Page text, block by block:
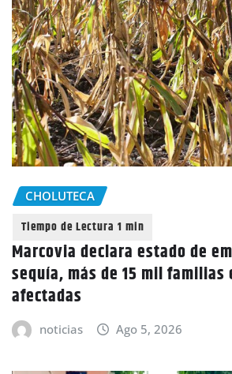
CHOLUTECA
Marcovia declara estado de
sequía, más de 15 mil familias
afectadas
noticias Ago 5, 2026